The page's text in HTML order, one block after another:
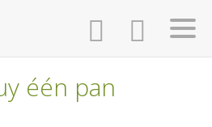
INLOGGEN
HOME
één pan